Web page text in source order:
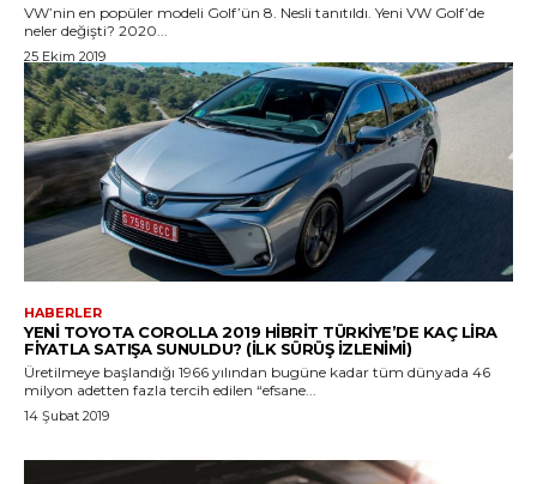
VW’nin en popüler modeli Golf’ün 8. Nesli tanıtıldı. Yeni VW Golf’de
neler değişti? 2020...
25 Ekim 2019
HABERLER
YENI TOYOTA COROLLA 2019 HIBRIT TÜRKIYE’DE KAÇ LIRA
FIYATLA SATIŞA SUNULDU? (İLK SÜRÜŞ İZLENİMİ)
Üretilmeye başlandığı 1966 yılından bugüne kadar tüm dünyada 46
milyon adetten fazla tercih edilen “efsane...
14 Şubat 2019